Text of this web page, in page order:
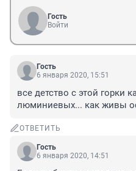
Гость
Войти
Гость
6 января 2020, 15:51
все детство с этой горки
люминиевых... как живы
ОТВЕТИТЬ
Гость
6 января 2020, 14:51